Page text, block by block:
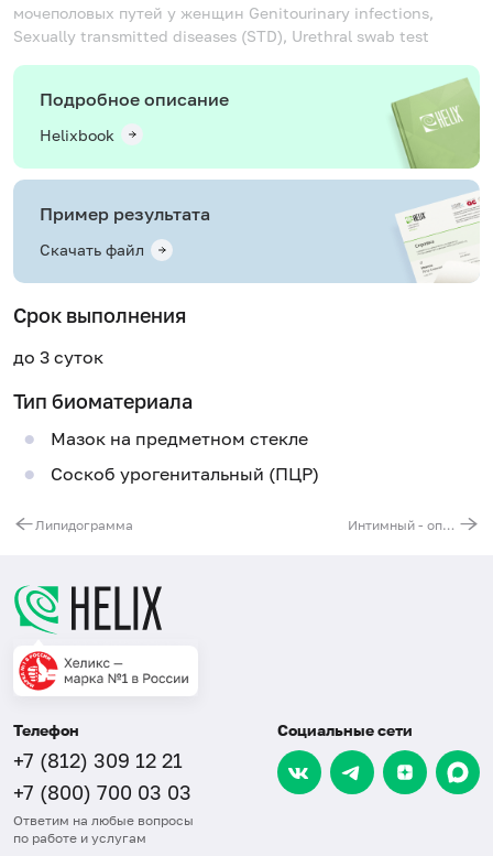
мочеполовых путей у женщин Genitourinary infections,
Sexually transmitted diseases (STD), Urethral swab test
Подробное описание
Helixbook
Пример результата
Скачать файл
Срок выполнения
до 3 суток
Тип биоматериала
Мазок на предметном стекле
Соскоб урогенитальный (ПЦР)
Липидограмма Интимный - оптимальный - анализ мазка у мужчин
Телефон
+7 (812) 309 12 21
+7 (800) 700 03 03
Ответим на любые вопросы
по работе и услугам
Социальные сети